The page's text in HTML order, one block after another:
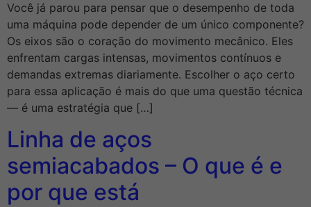
Você já parou para pensar que o desempenho de toda
uma máquina pode depender de um único componente?
Os eixos são o coração do movimento mecânico. Eles
enfrentam cargas intensas, movimentos contínuos e
demandas extremas diariamente. Escolher o aço certo
para essa aplicação é mais do que uma questão técnica
— é uma estratégia que […]
Linha de aços
semiacabados – O que é e
por que está